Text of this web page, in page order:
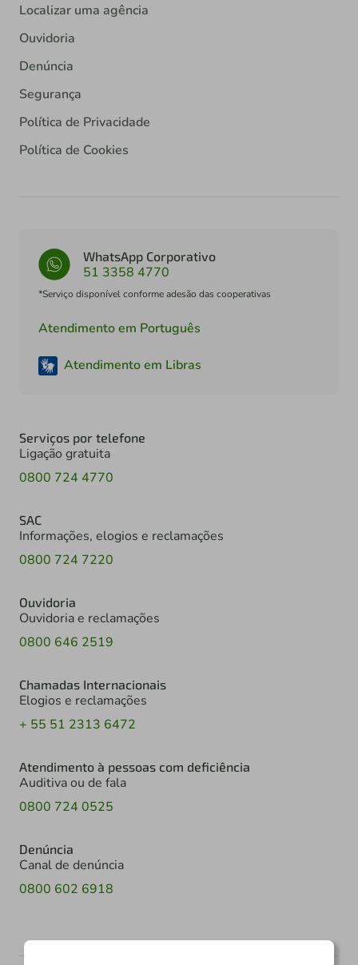
Localizar uma agência
Ouvidoria
Denúncia
Segurança
Política de Privacidade
Política de Cookies
WhatsApp Corporativo
51 3358 4770
*Serviço disponível conforme adesão das cooperativas
Atendimento em Português
Atendimento em Libras
Serviços por telefone
Ligação gratuita
0800 724 4770
SAC
Informações, elogios e reclamações
0800 724 7220
Ouvidoria
Ouvidoria e reclamações
0800 646 2519
Chamadas Internacionais
Elogios e reclamações
+ 55 51 2313 6472
Atendimento à pessoas com deficiência
Auditiva ou de fala
0800 724 0525
Denúncia
Canal de denúncia
0800 602 6918